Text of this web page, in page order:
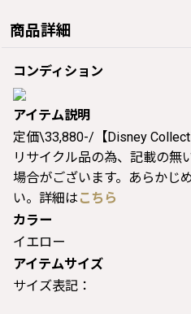
商品詳細
コンディション
アイテム説明
定価\33,880-/【Disney
リサイクル品の為、記載の無
場合がございます。あらかじ
い。詳細は こちら
カラー
イエロー
アイテムサイズ
サイズ表記：